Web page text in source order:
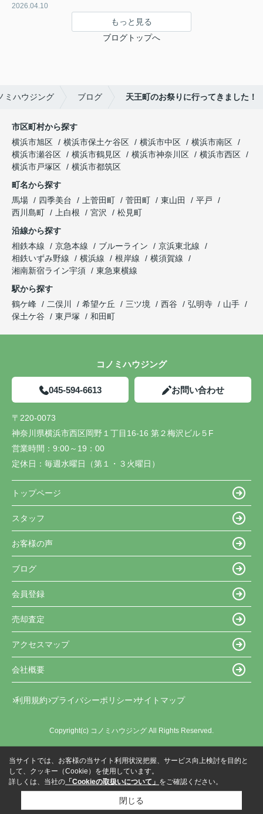
2026.04.10
もっと見る
ブログトップへ
ミハウジング ブログ 天王町のお祭りに行ってきました！
市区町村から探す
横浜市旭区
横浜市保土ケ谷区 横浜市中区
横浜市南区
横浜市瀬谷区
横浜市鶴見区 横浜市神奈川区
横浜市西区
横浜市戸塚区
横浜市都筑区
町名から探す
馬場
四季美台 上菅田町 菅田町 東山田
平戸
西川島町
上白根 宮沢
松見町
沿線から探す
相鉄本線
京急本線 ブルーライン
京浜東北線
相鉄いずみ野線
横浜線 根岸線
横須賀線
湘南新宿ライン宇須
東急東横線
駅から探す
鶴ケ峰
二俣川 希望ケ丘 三ツ境 西谷 弘明寺
山手
保土ケ谷
東戸塚 和田町
コノミハウジング
045-594-6613 お問い合わせ
〒220-0073
神奈川県横浜市西区岡野１丁目16-16 第２梅沢ビル５F
営業時間： 9:00～19：00
定休日： 毎週水曜日（第１・３火曜日）
トップページ
スタッフ
お客様の声
ブログ
会員登録
売却査定
アクセスマップ
会社概要
利用規約 プライバシーポリシー サイトマップ
Copyright(c) コノミハウジング All Rights Reserved.
当サイトでは、お客様の当サイト利用状況把握、サービス向上検討を目的と
して、クッキー（Cookie）を使用しています。
詳しくは、当社の 「Cookieの取扱いについて」 をご確認ください。
閉じる